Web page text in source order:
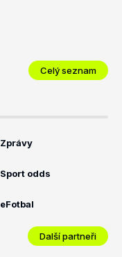
Celý seznam
Zprávy
Sport odds
eFotbal
Další partneři